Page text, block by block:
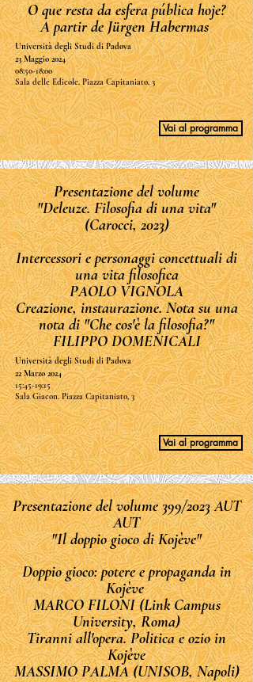
O que resta da esfera pública hoje?
A partir de Jürgen Habermas
Università degli Studi di Padova
23 Maggio 2024
08:50-18:00
Sala delle Edicole. Piazza Capitaniato, 3
Vai al programma
Presentazione del volume
"Deleuze. Filosofia di una vita"
(Carocci, 2023)
Intercessori e personaggi concettuali di
una vita filosofica
PAOLO VIGNOLA
Creazione, instaurazione. Nota su una
nota di "Che cos'è la filosofia?"
FILIPPO DOMENICALI
Università degli Studi di Padova
22 Marzo 2024
15:45-19:15
Sala Giacon. Piazza Capitaniato, 3
Vai al programma
Presentazione del volume 399/2023 AUT
AUT
"Il doppio gioco di Kojève"
Doppio gioco: potere e propaganda in
Kojève
MARCO FILONI (Link Campus
University, Roma)
Tiranni all'opera. Politica e ozio in
Kojève
MASSIMO PALMA (UNISOB, Napoli)